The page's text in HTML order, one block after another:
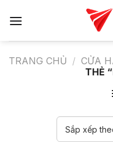
qua
TRANG CHỦ / CỬA
THẺ